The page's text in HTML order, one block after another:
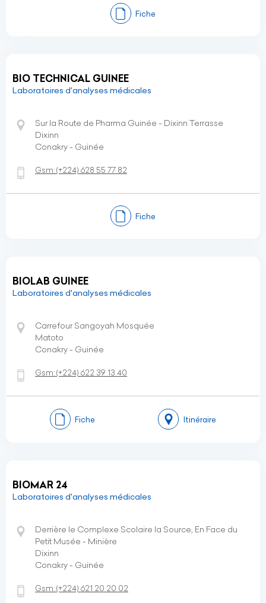
Fiche
BIO TECHNICAL GUINEE
Laboratoires d'analyses médicales
Sur la Route de Pharma Guinée - Dixinn Terrasse
Dixinn
Conakry - Guinée
Gsm:(+224) 628 55 77 82
Fiche
BIOLAB GUINEE
Laboratoires d'analyses médicales
Carrefour Sangoyah Mosquée
Matoto
Conakry - Guinée
Gsm:(+224) 622 39 13 40
Fiche Itinéraire
BIOMAR 24
Laboratoires d'analyses médicales
Derrière le Complexe Scolaire la Source, En Face du
Petit Musée - Minière
Dixinn
Conakry - Guinée
Gsm:(+224) 621 20 20 02